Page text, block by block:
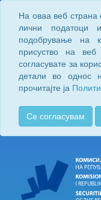
На оваа веб страна
лични податоци
подобрување на
присуство на
согласувате за
детали во однос
прочитајте ја
Се согласувам